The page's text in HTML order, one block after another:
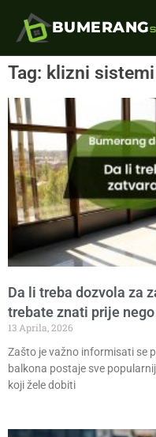
BUMERANG
Tag: klizni sistemi
Da li treba dozvola za
trebate znati prije
13 Aprila, 2026
Zašto je važno informisati se
balkona postaje sve
koji žele dobiti